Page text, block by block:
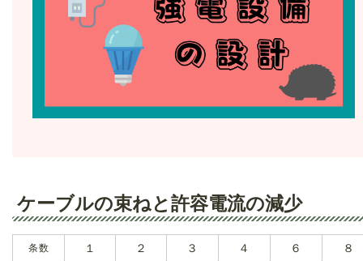
ケーブルの束ねと許容電流の減少
条数 １ ２ ３ ４ ６ ８